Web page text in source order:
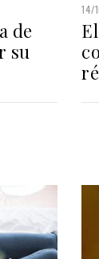
de
su
14/